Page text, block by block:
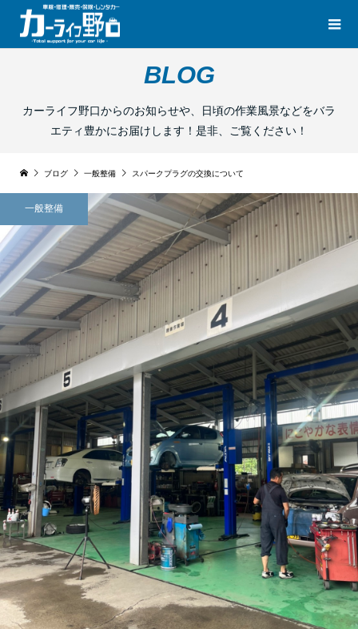
BLOG
カーライフ野口からのお知らせや、日頃の作業風景などをバラ
エティ豊かにお届けします！是非、ご覧ください！
ブログ 一般整備 スパークプラグの交換について
一般整備